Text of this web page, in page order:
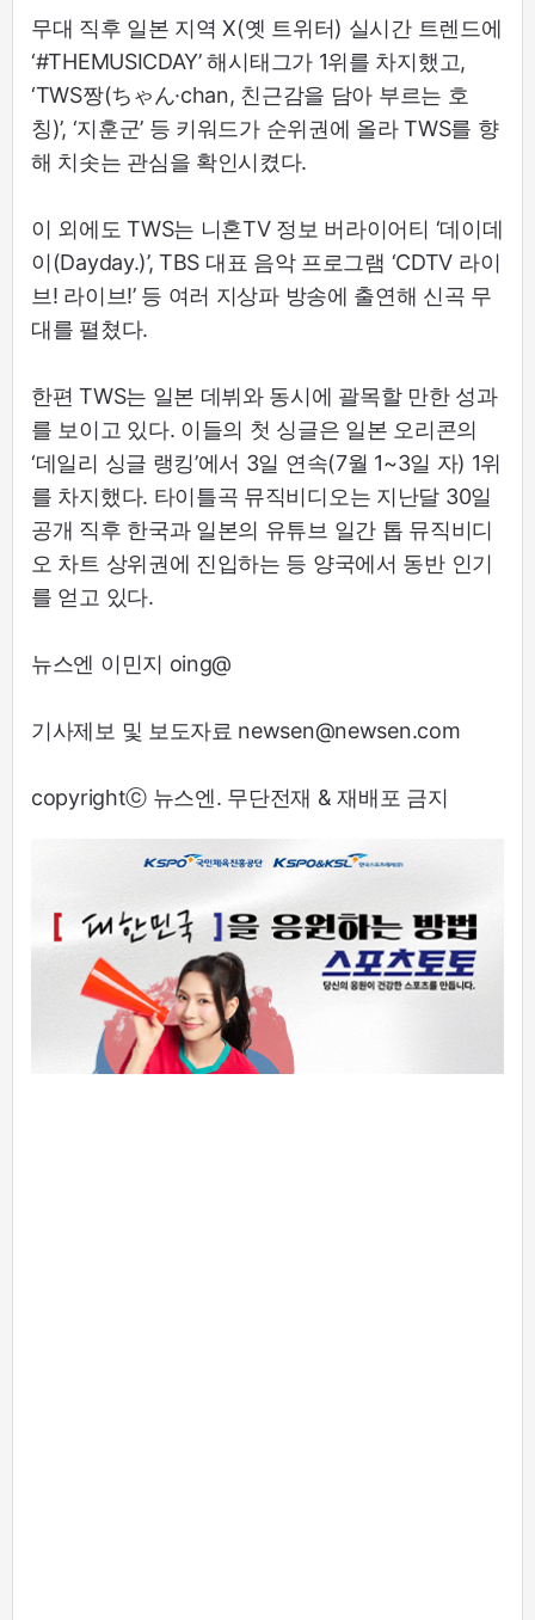
무대 직후 일본 지역 X(옛 트위터) 실시간 트렌드에
‘#THEMUSICDAY’ 해시태그가 1위를 차지했고,
‘TWS짱(ちゃん·chan, 친근감을 담아 부르는 호
칭)’, ‘지훈군’ 등 키워드가 순위권에 올라 TWS를 향
해 치솟는 관심을 확인시켰다.
이 외에도 TWS는 니혼TV 정보 버라이어티 ‘데이데
이(Dayday.)’, TBS 대표 음악 프로그램 ‘CDTV 라이
브! 라이브!’ 등 여러 지상파 방송에 출연해 신곡 무
대를 펼쳤다.
한편 TWS는 일본 데뷔와 동시에 괄목할 만한 성과
를 보이고 있다. 이들의 첫 싱글은 일본 오리콘의
‘데일리 싱글 랭킹’에서 3일 연속(7월 1~3일 자) 1위
를 차지했다. 타이틀곡 뮤직비디오는 지난달 30일
공개 직후 한국과 일본의 유튜브 일간 톱 뮤직비디
오 차트 상위권에 진입하는 등 양국에서 동반 인기
를 얻고 있다.
뉴스엔 이민지 oing@
기사제보 및 보도자료 newsen@newsen.com
copyrightⓒ 뉴스엔. 무단전재 & 재배포 금지